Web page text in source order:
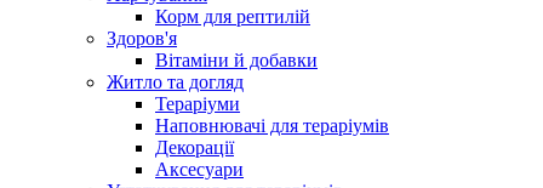
Корм для рептилій
Здоров'я
Вітаміни й добавки
Житло та догляд
Тераріуми
Наповнювачі для тераріумів
Декорації
Аксесуари